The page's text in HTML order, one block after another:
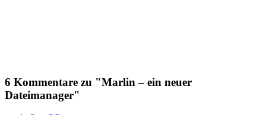
6 Kommentare zu "Marlin – ein neuer
Dateimanager"